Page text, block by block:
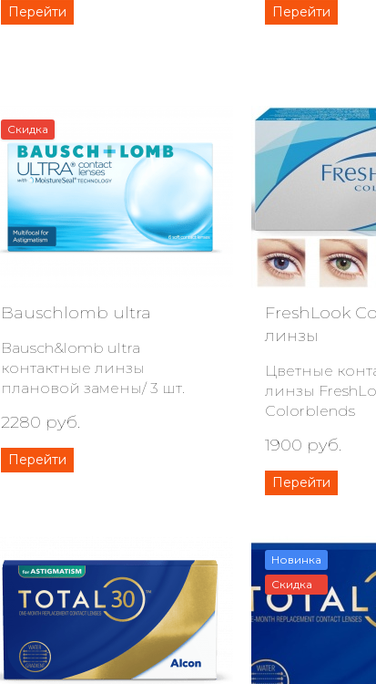
Перейти Перейти
Скидка
Bauschlomb ultra
Bausch&lomb ultra
контактные линзы
плановой замены/ 3 шт.
2280 руб.
Перейти
FreshLook
линзы
Цветные
линзы
Colorblends
1900 руб.
Перейти
Новинка
Скидка